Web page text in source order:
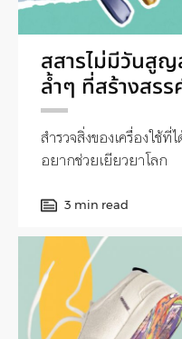
สสารไม่มีวันสูญ
ล้ำๆ ที่สร้างสร
สำรวจสิ่งของเครื่องใช้
อยากช่วยเยียวยาโลก
3 min read